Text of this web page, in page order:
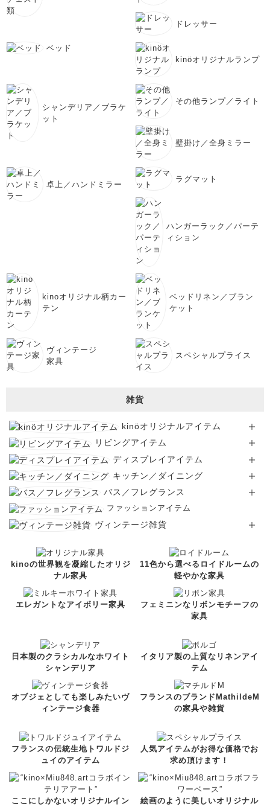
ドレッサー
ベッド
kinöオリジナルランプ
シャンデリア／ブラケ
ット
その他ランプ／ライト
壁掛け／全身ミラー
卓上／ハンドミラー
ラグマット
ハンガーラック／パーテ
ィション
kinoオリジナル柄カー
テン
ベッドリネン／ブラン
ケット
ヴィンテージ
家具
スペシャルプライス
雑貨
kinöオリジナルアイテム
リビングアイテム
ディスプレイアイテム
キッチン／ダイニング
バス／フレグランス
ファッションアイテム
ヴィンテージ雑貨
kinoの世界観を凝縮したオリジ
ナル家具
11色から選べるロイドルームの
軽やかな家具
エレガントなアイボリー家具
フェミニンなリボンモチーフの
家具
日本製のクラシカルなホワイト
シャンデリア
イタリア製の上質なリネンアイ
テム
オブジェとしても楽しみたいヴ
ィンテージ食器
フランスのブランドMathildeM
の家具や雑貨
フランスの伝統生地トワルドジ
ュイのアイテム
人気アイテムがお得な価格でお
求め頂けます！
ここにしかないオリジナルイン 絵画のように美しいオリジナル